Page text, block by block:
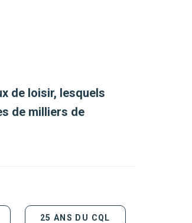
de loisir, lesquels
de milliers de
25 ANS DU CQL